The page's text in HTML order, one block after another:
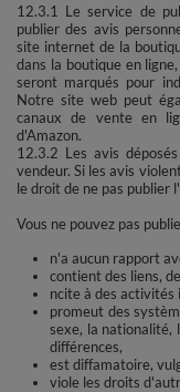
12.3.1 Le service de
publier des avis
site internet de la
dans la boutique en
seront marqués pour
Notre site web peut
canaux de vente en
d'Amazon.
12.3.2 Les avis
vendeur. Si les avis
le droit de ne pas publier
Vous ne pouvez pas
n'a aucun rapport
contient des liens,
ncite à des activités
promeut des
sexe, la nationalité,
différences,
est diffamatoire,
viole les droits